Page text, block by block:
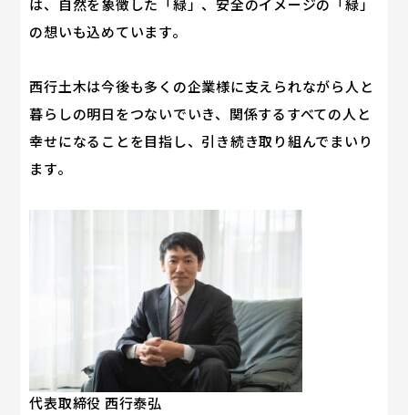
は、自然を象徴した「緑」、安全のイメージの「緑」
の想いも込めています。
西行土木は今後も多くの企業様に支えられながら人と
暮らしの明日をつないでいき、関係するすべての人と
幸せになることを目指し、引き続き取り組んでまいり
ます。
代表取締役 西行泰弘